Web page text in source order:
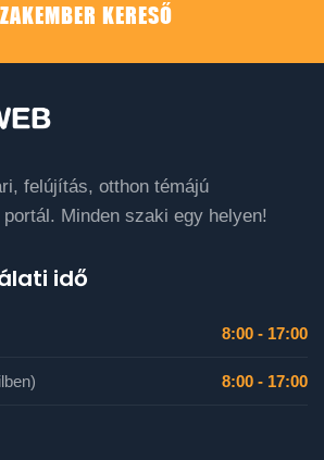
KERESŐ
felújítás, otthon témájú
Minden szaki egy helyen!
idő
8:00 - 17:00
8:00 - 17:00